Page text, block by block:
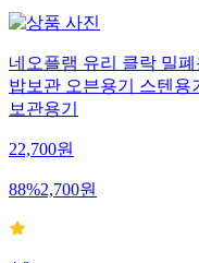
네오플램 유리 클락 밀
밥보관 오븐용기 스텐용
보관용기
22,700원
88%2,700원